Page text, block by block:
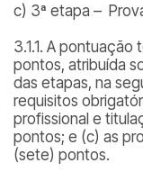
c) 3ª etapa –
3.1.1. A pontuação
pontos, atribuída
das etapas, na
requisitos
profissional e
pontos; e (c) as
(sete) pontos.